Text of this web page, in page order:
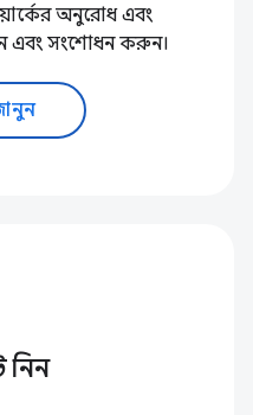
অনুরোধ এবং
এবং সংশোধন করুন।
নিন